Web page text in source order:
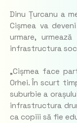
Dinu Țurcanu a
Cișmea va
urmare,
infrastructura
„Cișmea face
Orhei. În scurt
suburbie a
infrastructura
ca copiii să fie